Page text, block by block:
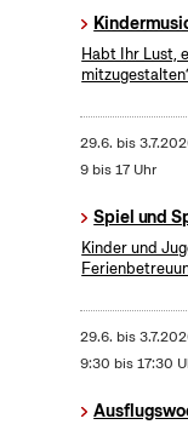
Habt Ihr Lust,
29.6. bis
9 bis 17 Uhr
Spiel und
Kinder und
29.6. bis
9:30 bis 17:30